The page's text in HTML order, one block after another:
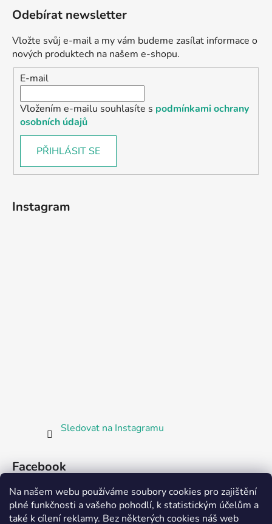
Na našem webu používáme soubory cookies pro zajištění
plné funkčnosti a vašeho pohodlí, k statistickým účelům a
také k cílení reklamy. Bez některých cookies náš web
Odebírat newsletter
Vložte svůj e-mail a my vám budeme zasílat informace o
nových produktech na našem e-shopu.
E-mail
Vložením e-mailu souhlasíte s podmínkami ochrany
osobních údajů
PŘIHLÁSIT SE
Instagram
Sledovat na Instagramu
Facebook